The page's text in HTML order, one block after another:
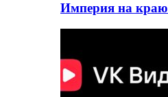
Империя на краю